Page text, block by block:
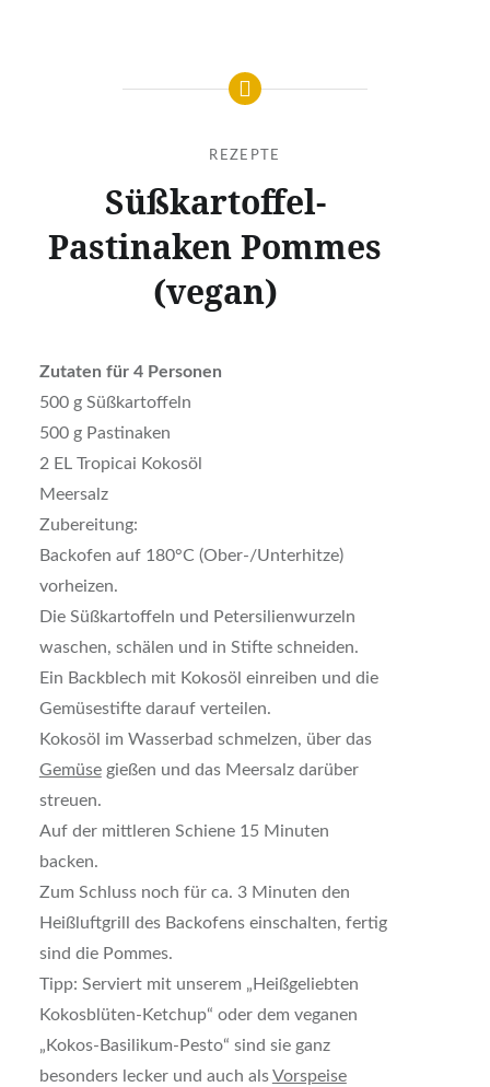
REZEPTE
Süßkartoffel-
Pastinaken Pommes
(vegan)
Zutaten für 4 Personen
500 g Süßkartoffeln
500 g Pastinaken
2 EL Tropicai Kokosöl
Meersalz
Zubereitung:
Backofen auf 180°C (Ober-/Unterhitze)
vorheizen.
Die Süßkartoffeln und Petersilienwurzeln
waschen, schälen und in Stifte schneiden.
Ein Backblech mit Kokosöl einreiben und die
Gemüsestifte darauf verteilen.
Kokosöl im Wasserbad schmelzen, über das
Gemüsegießen und das Meersalz darüber
streuen.
Auf der mittleren Schiene 15 Minuten
backen.
Zum Schluss noch für ca. 3 Minuten den
Heißluftgrill des Backofens einschalten, fertig
sind die Pommes.
Tipp: Serviert mit unserem „Heißgeliebten
Kokosblüten-Ketchup“ oder dem veganen
„Kokos-Basilikum-Pesto“ sind sie ganz
besonders lecker und auch alsVorspeise